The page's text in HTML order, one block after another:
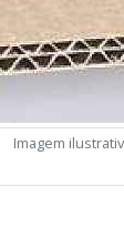
Imagem